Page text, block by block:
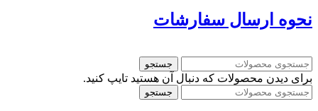
نحوه ارسال سفارشات
جستجو
برای دیدن محصولات که دنبال آن هستید تایپ کنید.
جستجو